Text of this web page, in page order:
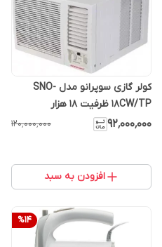
کولر گازی سوپرانو مدل SNO-
18CW/TP ظرفیت ۱۸ هزار
۹۲٬۰۰۰٬۰۰۰ ۱۲۰٬۰۰۰٬۰۰۰
افزودن به سبد
%14